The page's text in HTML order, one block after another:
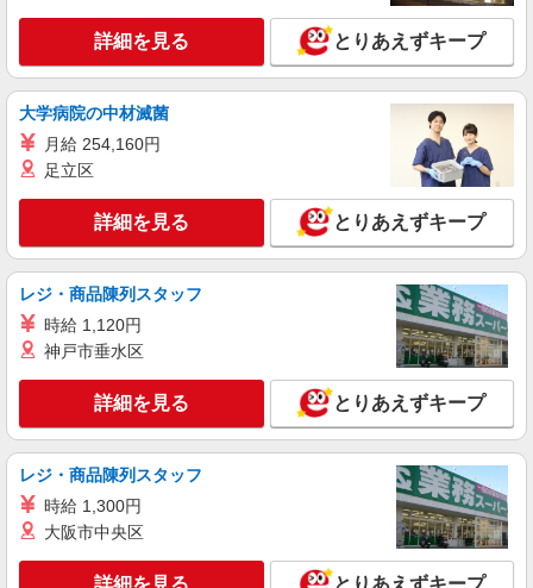
詳細を見る
派遣社員
株式会社kotrio /●KM-H-1944290
デイサービス看護STAFF｜面接なし！履歴書
不要！ブランクOK◎
時給2300円〜2875円＜交通費全額支給(ガソリ
ン代含む)/日払い可/週払い可＞
熊本市西区 熊本駅周辺
キープ 詳細を見る
派遣社員
株式会社kotrio /●KM-H-1959209
熊本市西区｜看護師さんのサポートスタッフ募
集♪医療行為なし
時給1450円〜2062円 ＜日払い有/週払い有/交
通費全支給(ガソリン代含む)＞
詳細を見る
詳細を見る とりあえずキープ
大学病院の中材滅菌
月給 254,160円
足立区
詳細を見る とりあえずキープ
レジ・商品陳列スタッフ
時給 1,120円
神戸市垂水区
詳細を見る とりあえずキープ
レジ・商品陳列スタッフ
時給 1,300円
大阪市中央区
詳細を見る とりあえずキープ